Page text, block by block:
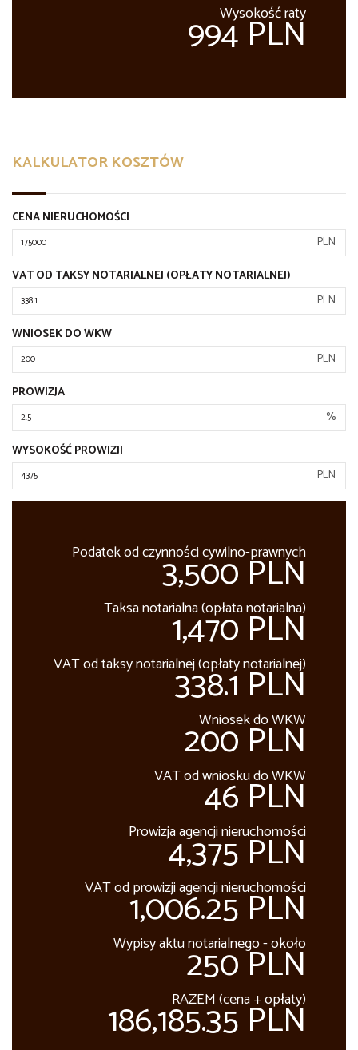
Wysokość raty
994 PLN
KALKULATOR KOSZTÓW
CENA NIERUCHOMOŚCI
PLN
VAT OD TAKSY NOTARIALNEJ (OPŁATY NOTARIALNEJ)
PLN
WNIOSEK DO WKW
PLN
PROWIZJA
%
WYSOKOŚĆ PROWIZJI
PLN
Podatek od czynności cywilno-prawnych
3,500 PLN
Taksa notarialna (opłata notarialna)
1,470 PLN
VAT od taksy notarialnej (opłaty notarialnej)
338.1 PLN
Wniosek do WKW
200 PLN
VAT od wniosku do WKW
46 PLN
Prowizja agencji nieruchomości
4,375 PLN
VAT od prowizji agencji nieruchomości
1,006.25 PLN
Wypisy aktu notarialnego - około
250 PLN
RAZEM (cena + opłaty)
186,185.35 PLN